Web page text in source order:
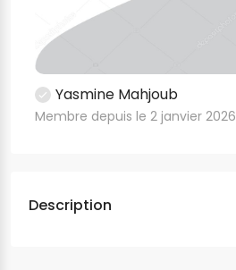
Yasmine Mahjoub
Membre depuis le 2 janvier 2026
Description